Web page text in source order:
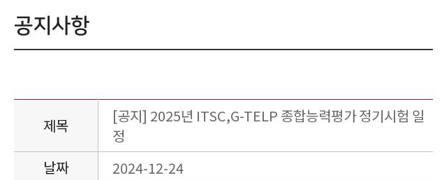
공지사항
제목
[공지] 2025년 ITSC,G-TELP 종합능력평가 정기시험 일
정
날짜
2024-12-24